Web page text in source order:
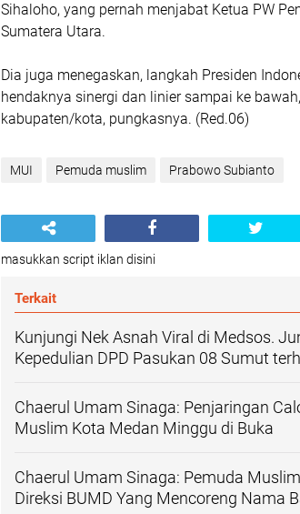
Sihaloho, yang pernah menjabat Ketua PW
Sumatera Utara.
Dia juga menegaskan, langkah Presiden
hendaknya sinergi dan linier sampai ke
kabupaten/kota, pungkasnya. (Red.06)
MUI Pemuda muslim Prabowo Subianto
masukkan script iklan disini
Terkait
Kunjungi Nek Asnah Viral di Medsos.
Kepedulian DPD Pasukan 08 Sumut
Chaerul Umam Sinaga: Penjaringan
Muslim Kota Medan Minggu di Buka
Chaerul Umam Sinaga: Pemuda
Direksi BUMD Yang Mencoreng Nama